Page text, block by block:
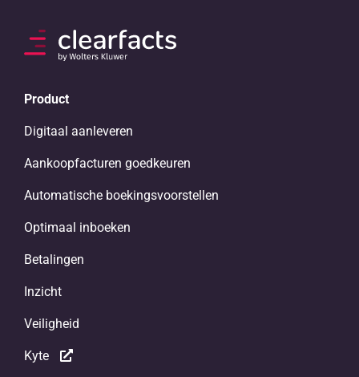
Product
Digitaal aanleveren
Aankoopfacturen goedkeuren
Automatische boekingsvoorstellen
Optimaal inboeken
Betalingen
Inzicht
Veiligheid
Kyte